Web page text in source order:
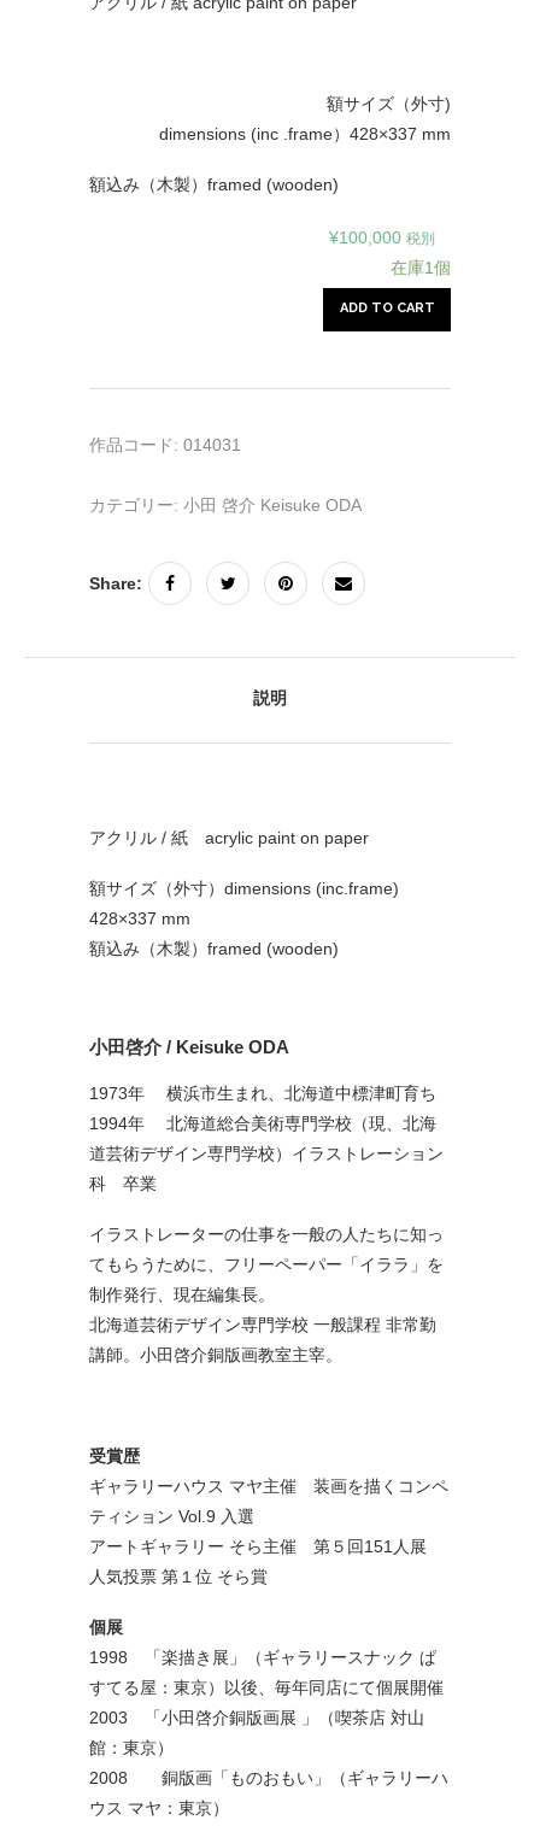
¥100,000 税別
額サイズ（外寸)
dimensions (inc .frame）428×337 mm
額込み（木製）framed (wooden)
在庫1個
ADD TO CART
作品コード: 014031
カテゴリー: 小田 啓介 Keisuke ODA
Share:
説明
アクリル / 紙 acrylic paint on paper
額サイズ（外寸）dimensions (inc.frame)
428×337 mm
額込み（木製）framed (wooden)
小田啓介 / Keisuke ODA
1973年 横浜市生まれ、北海道中標津町育ち
1994年 北海道総合美術専門学校（現、北海
道芸術デザイン専門学校）イラストレーション
科 卒業
イラストレーターの仕事を一般の人たちに知っ
てもらうために、フリーペーパー「イララ」を
制作発行、現在編集長。
北海道芸術デザイン専門学校 一般課程 非常勤
講師。小田啓介銅版画教室主宰。
受賞歴
ギャラリーハウス マヤ主催 装画を描くコンペ
ティション Vol.9 入選
アートギャラリー そら主催 第５回151人展
人気投票 第１位 そら賞
個展
1998 「楽描き展」（ギャラリースナック ぱ
すてる屋：東京）以後、毎年同店にて個展開催
2003 「小田啓介銅版画展 」（喫茶店 対山
館：東京）
2008 銅版画「ものおもい」（ギャラリーハ
ウス マヤ：東京）